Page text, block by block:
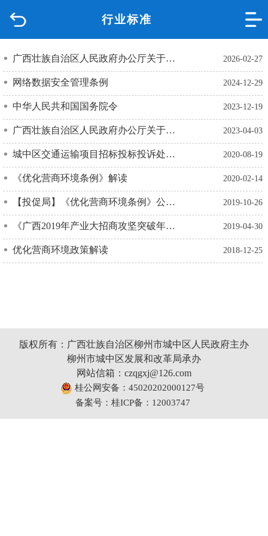
行业标准
品质城中
新闻中心
政府信息公开
网上办事
数据专题
2026-02-27
广西壮族自治区人民政府办公厅关于印发《广西优化创业担保贷款机制促进高质量充分就业实施办法(试行)》的通知
2024-12-29
网络数据安全管理条例
2023-12-19
中华人民共和国国务院令
2023-04-03
广西壮族自治区人民政府办公厅关于印发 广西进一步优化营商环境降低市场主体制度性交易成本工作方案的通知
2020-08-19
城中区交通运输项目招标投标投诉处理工作实施细则
2020-02-14
《优化营商环境条例》解读
2019-10-26
【投促局】《优化营商环境条例》公布，自2020年1月1日起施行
2019-04-30
《广西2019年产业大招商攻坚突破年活动方案》政策解读
2018-12-25
优化营商环境政策解读
版权所有：广西壮族自治区柳州市城中区人民政府主办
柳州市城中区发展和改革局承办
网站信箱：czqgxj@126.com
桂公网安备：45020202000127号
备案号：桂ICP备：12003747